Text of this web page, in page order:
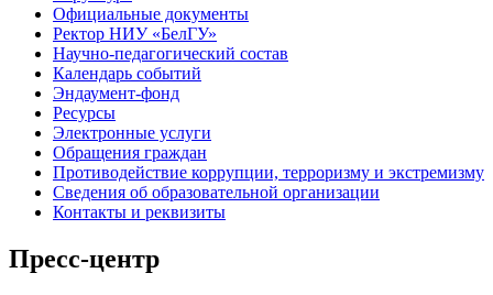
Официальные документы
Ректор НИУ «БелГУ»
Научно-педагогический состав
Календарь событий
Эндаумент-фонд
Ресурсы
Электронные услуги
Обращения граждан
Противодействие коррупции, терроризму и экстремизму
Сведения об образовательной организации
Контакты и реквизиты
Пресс-центр